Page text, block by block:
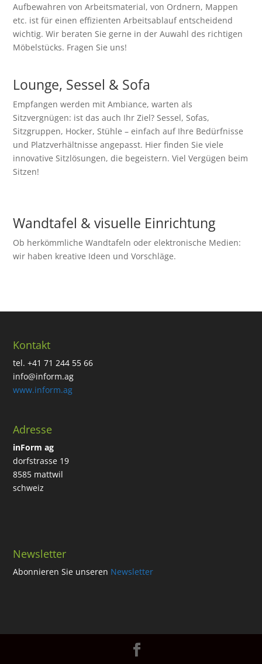
Aufbewahren von Arbeitsmaterial, von Ordnern, Mappen
etc. ist für einen effizienten Arbeitsablauf entscheidend
wichtig. Wir beraten Sie gerne in der Auwahl des richtigen
Möbelstücks. Fragen Sie uns!
Lounge, Sessel & Sofa
Empfangen werden mit Ambiance, warten als
Sitzvergnügen: ist das auch Ihr Ziel? Sessel, Sofas,
Sitzgruppen, Hocker, Stühle – einfach auf Ihre Bedürfnisse
und Platzverhältnisse angepasst. Hier finden Sie viele
innovative Sitzlösungen, die begeistern. Viel Vergügen beim
Sitzen!
Wandtafel & visuelle Einrichtung
Ob herkömmliche Wandtafeln oder elektronische Medien:
wir haben kreative Ideen und Vorschläge.
Kontakt
tel. +41 71 244 55 66
info@inform.ag
www.inform.ag
Adresse
inForm ag
dorfstrasse 19
8585 mattwil
schweiz
Newsletter
Abonnieren Sie unseren Newsletter